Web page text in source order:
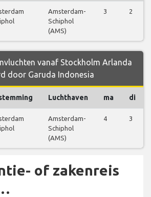
Amsterdam-
Schiphol
(AMS)
3 2
vanaf Stockholm Arlanda
door Garuda Indonesia
Luchthaven ma di
Amsterdam-
Schiphol
(AMS)
4 3
of zakenreis